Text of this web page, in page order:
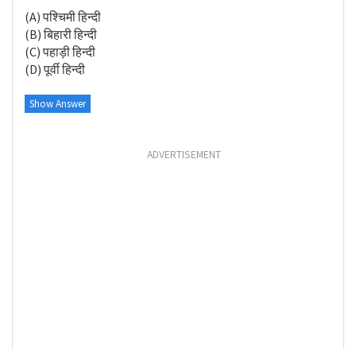
(A) पश्चिमी हिन्दी
(B) बिहारी हिन्दी
(C) पहाड़ी हिन्दी
(D) पूर्वी हिन्दी
Show Answer
ADVERTISEMENT